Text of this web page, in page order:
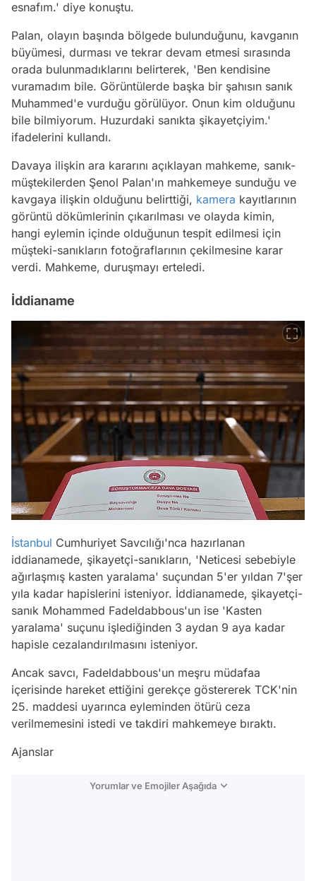
esnafım.' diye konuştu.
Palan, olayın başında bölgede bulunduğunu, kavganın
büyümesi, durması ve tekrar devam etmesi sırasında
orada bulunmadıklarını belirterek, 'Ben kendisine
vuramadım bile. Görüntülerde başka bir şahısın sanık
Muhammed'e vurduğu görülüyor. Onun kim olduğunu
bile bilmiyorum. Huzurdaki sanıkta şikayetçiyim.'
ifadelerini kullandı.
Davaya ilişkin ara kararını açıklayan mahkeme, sanık-
müştekilerden Şenol Palan'ın mahkemeye sunduğu ve
kavgaya ilişkin olduğunu belirttiği, kamera kayıtlarının
görüntü dökümlerinin çıkarılması ve olayda kimin,
hangi eylemin içinde olduğunun tespit edilmesi için
müşteki-sanıkların fotoğraflarının çekilmesine karar
verdi. Mahkeme, duruşmayı erteledi.
İddianame
İstanbul Cumhuriyet Savcılığı'nca hazırlanan
iddianamede, şikayetçi-sanıkların, 'Neticesi sebebiyle
ağırlaşmış kasten yaralama' suçundan 5'er yıldan 7'şer
yıla kadar hapislerini isteniyor. İddianamede, şikayetçi-
sanık Mohammed Fadeldabbous'un ise 'Kasten
yaralama' suçunu işlediğinden 3 aydan 9 aya kadar
hapisle cezalandırılmasını isteniyor.
Ancak savcı, Fadeldabbous'un meşru müdafaa
içerisinde hareket ettiğini gerekçe göstererek TCK'nin
25. maddesi uyarınca eyleminden ötürü ceza
verilmemesini istedi ve takdiri mahkemeye bıraktı.
Ajanslar
Yorumlar ve Emojiler Aşağıda